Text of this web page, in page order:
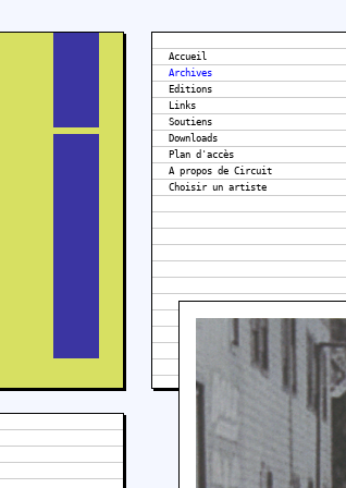
Accueil
Archives
Editions
Links
Soutiens
Downloads
Plan d'accès
A propos de Circuit